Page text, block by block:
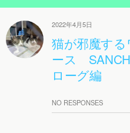
2022年4月5日
猫が邪魔す
ース
ローグ編
NO RESPONSES